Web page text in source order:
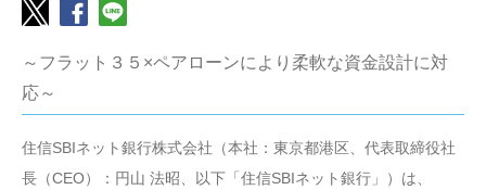
～フラット３５×ペアローンにより柔軟な資金設計に対
応～
住信SBIネット銀行株式会社（本社：東京都港区、代表取締役社
長（CEO）：円山 法昭、以下「住信SBIネット銀行」）は、